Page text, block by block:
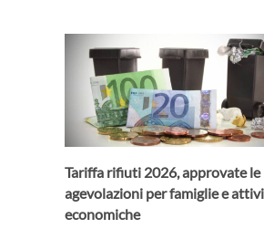
Tariffa rifiuti 2026, approvate le
agevolazioni per famiglie e
economiche